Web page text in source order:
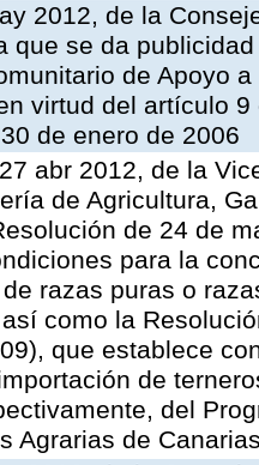
2012, de la
que se da
de Apoyo
virtud del artículo
de enero de 2006
abr 2012, de la
de Agricultura,
de 24 de
para la
razas puras o
como la
que establece
de
del
Agrarias de